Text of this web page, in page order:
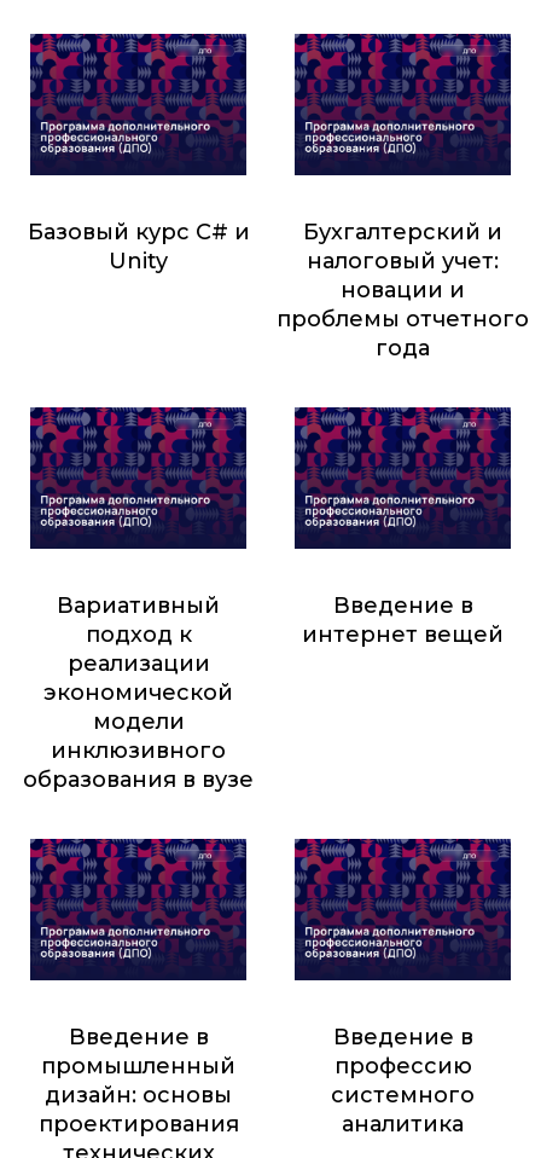
Базовый курс C# и
Unity
Бухгалтерский и
налоговый учет:
новации и
проблемы отчетного
года
Вариативный
подход к
реализации
экономической
модели
инклюзивного
образования в вузе
Введение в
интернет вещей
Введение в
промышленный
дизайн: основы
проектирования
Введение в
профессию
системного
аналитика